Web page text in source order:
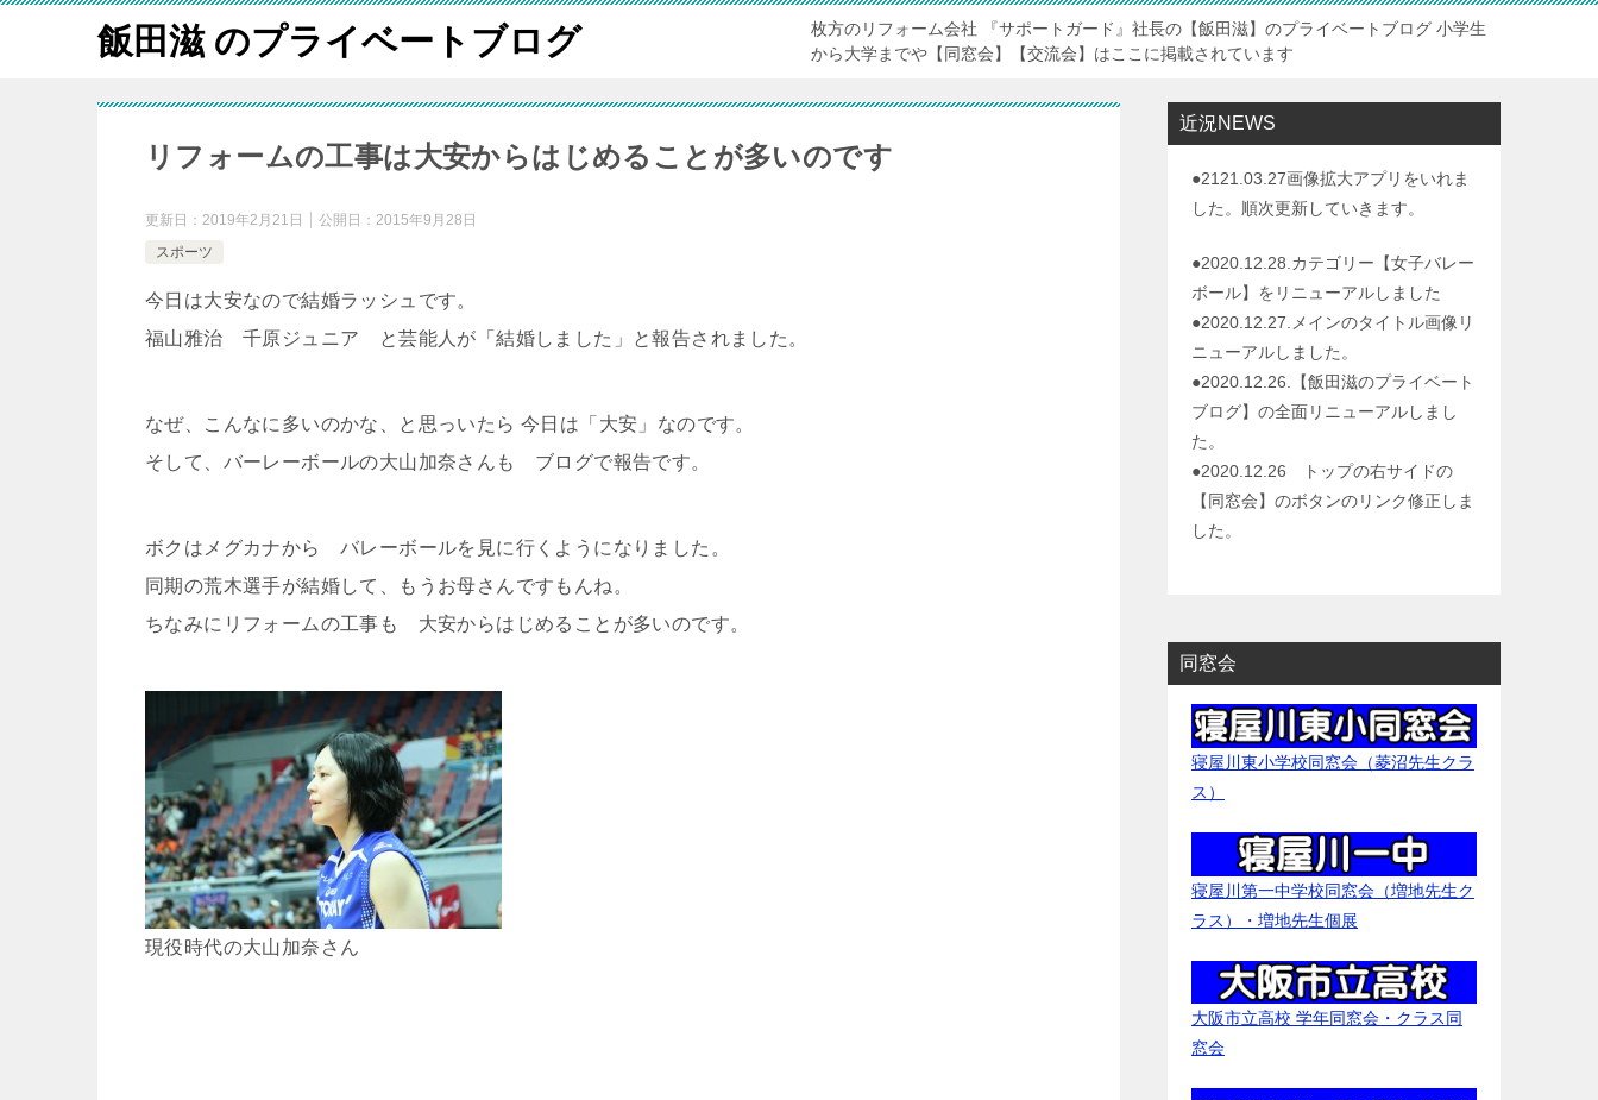
飯田滋 のプライベートブログ
枚方のリフォーム会社 『サポートガード』社長の【飯田滋】のプライベートブログ 小学生
から大学までや【同窓会】【交流会】はここに掲載されています
リフォームの工事は大安からはじめることが多いのです
更新日： 2019年2月21日 公開日： 2015年9月28日
スポーツ
今日は大安なので結婚ラッシュです。
福山雅治 千原ジュニア と芸能人が「結婚しました」と報告されました。
なぜ、こんなに多いのかな、と思っいたら 今日は「大安」なのです。
そして、バーレーボールの大山加奈さんも ブログで報告です。
ボクはメグカナから バレーボールを見に行くようになりました。
同期の荒木選手が結婚して、もうお母さんですもんね。
ちなみにリフォームの工事も 大安からはじめることが多いのです。
現役時代の大山加奈さん
近況NEWS
●2121.03.27画像拡大アプリをいれま
した。順次更新していきます。
●2020.12.28.カテゴリー【女子バレー
ボール】をリニューアルしました
●2020.12.27.メインのタイトル画像リ
ニューアルしました。
●2020.12.26.【飯田滋のプライベート
ブログ】の全面リニューアルしまし
た。
●2020.12.26 トップの右サイドの
【同窓会】のボタンのリンク修正しま
した。
同窓会
寝屋川東小学校同窓会（菱沼先生クラ
ス）
寝屋川第一中学校同窓会（増地先生ク
ラス）・増地先生個展
大阪市立高校 学年同窓会・クラス同
窓会